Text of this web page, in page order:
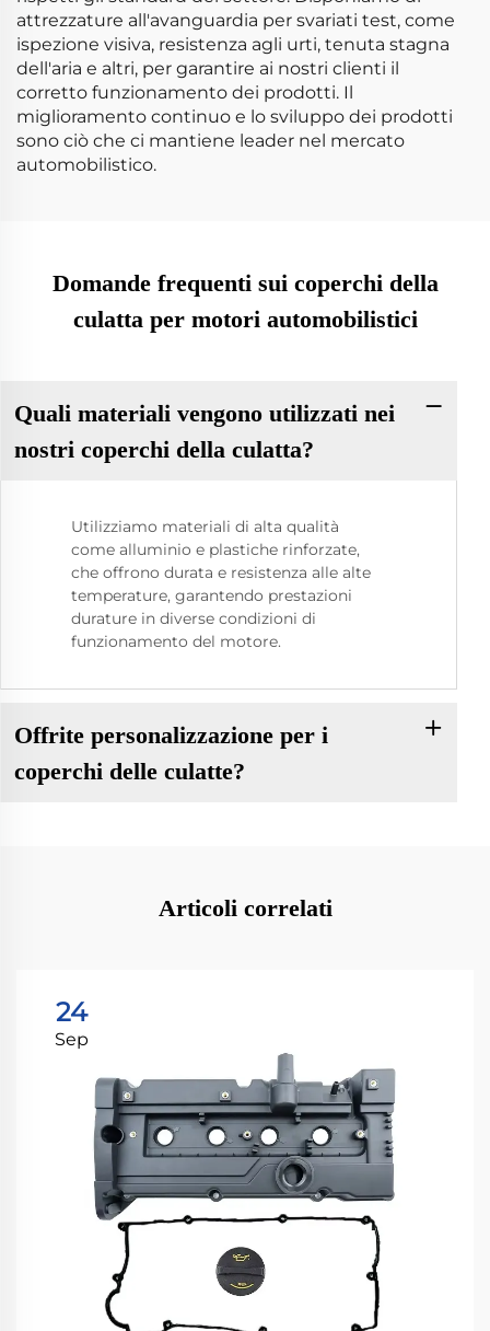
attrezzature all'avanguardia per svariati test, come
ispezione visiva, resistenza agli urti, tenuta stagna
dell'aria e altri, per garantire ai nostri clienti il
corretto funzionamento dei prodotti. Il
miglioramento continuo e lo sviluppo dei prodotti
sono ciò che ci mantiene leader nel mercato
automobilistico.
Domande frequenti sui coperchi della
culatta per motori automobilistici
Quali materiali vengono utilizzati nei
nostri coperchi della culatta?
Utilizziamo materiali di alta qualità
come alluminio e plastiche rinforzate,
che offrono durata e resistenza alle alte
temperature, garantendo prestazioni
durature in diverse condizioni di
funzionamento del motore.
Offrite personalizzazione per i
coperchi delle culatte?
Articoli correlati
24
Sep